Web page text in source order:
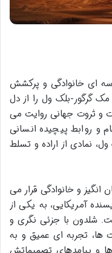
ای خانوادگی و پرکشش
گرگور-بلک ول را از دل
و ثروت جهانی روایت می
و روابط پیچیده انسانی
نمادی از اراده و تسلط
انگیز و خانوادگی قرار می
آمریکایی، به یکی از
شلدون با جزئی نگری و
ها، تجربه ای عمیق و به